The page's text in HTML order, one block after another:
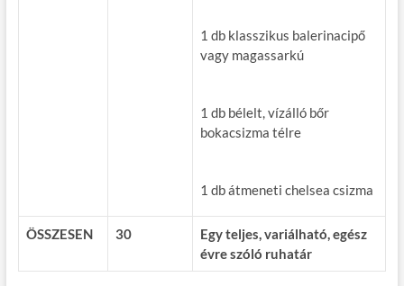
1 db klasszikus balerinacipő
vagy magassarkú
1 db bélelt, vízálló bőr
bokacsizma télre
1 db átmeneti chelsea csizma
ÖSSZESEN 30
Egy teljes, variálható, egész
évre szóló ruhatár